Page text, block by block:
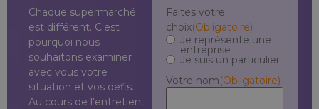
Chaque supermarché
est différent. C'est
pourquoi nous
souhaitons examiner
avec vous votre
situation et vos défis.
Au cours de l'entretien,
Faites votre
choix(Obligatoire)
Je représente une
entreprise
Je suis un particulier
Votre nom(Obligatoire)